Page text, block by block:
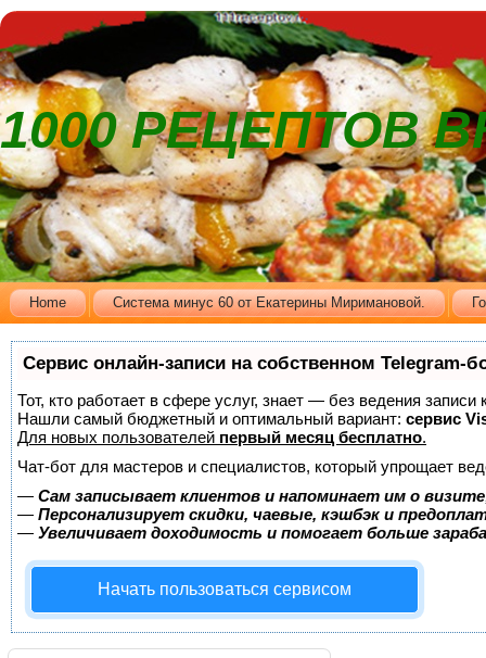
1000 РЕЦЕПТОВ
Home Cистема минус 60 от Екатерины Миримановой.
Сервис онлайн-записи на собственном Telegram-
Тот, кто работает в сфере услуг, знает — без ведения
Нашли самый бюджетный и оптимальный вариант: сервис
Для новых пользователей первый месяц бесплатно.
Чат-бот для мастеров и специалистов, который упрощает
— Сам записывает клиентов и напоминает им о
— Персонализирует скидки, чаевые, кэшбэк и
— Увеличивает доходимость и помогает больше
Начать пользоваться сервисом